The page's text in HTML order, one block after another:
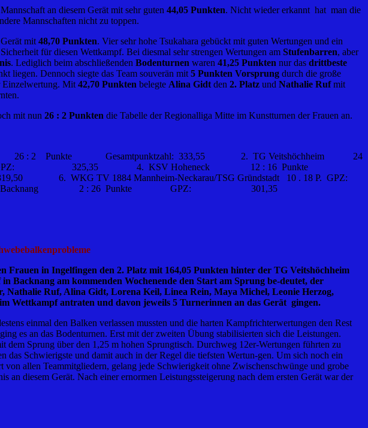
an diesem Gerät mit sehr guten 44,05 Punkten. Nicht wieder erkannt hat man die
Mannschaften nicht zu toppen.
mit 48,70 Punkten. Vier sehr hohe Tsukahara gebückt mit guten Wertungen und ein
für diesen Wettkampf. Bei diesmal sehr strengen Wertungen am Stufenbarren, aber
. Lediglich beim abschließenden Bodenturnen waren 41,25 Punkten nur das drittbeste
liegen. Dennoch siegte das Team souverän mit 5 Punkten Vorsprung durch die große
Einzelwertung. Mit 42,70 Punkten belegte Alina Gidt den 2. Platz und Nathalie Rufmit
mit nun 26 : 2 Punkten die Tabelle der Regionalliga Mitte im Kunstturnen der Frauen an.
333,55 2. TG Veitshöchheim 24
325,35 4. KSV Hoheneck 12 : 16 Punkte
TV 1884 Mannheim-Neckarau/TSG Gründstadt 10 . 18 P. GPZ:
Backnang 2 : 26 Punkte GPZ: 301,35
in Ingelfingen den 2. Platz mit 164,05 Punkten hinter der TG Veitshöchheim
Backnang am kommenden Wochenende den Start am Sprung be-deutet, der
Nathalie Ruf, Alina Gidt, Lorena Keil, Linea Rein, Maya Michel, Leonie Herzog,
Wettkampf antraten und davon jeweils 5 Turnerinnen an das Gerät gingen.
einmal den Balken verlassen mussten und die harten Kampfrichterwertungen den Rest
es an das Bodenturnen. Erst mit der zweiten Übung stabilisierten sich die Leistungen.
dem Sprung über den 1,25 m hohen Sprungtisch. Durchweg 12er-Wertungen führten zu
Schwierigste und damit auch in der Regel die tiefsten Wertun-gen. Um sich noch ein
allen Teammitgliedern, gelang jede Schwierigkeit ohne Zwischenschwünge und grobe
an diesem Gerät. Nach einer ernormen Leistungssteigerung nach dem ersten Gerät war der